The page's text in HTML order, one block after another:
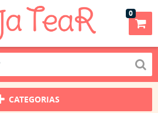
0
CATEGORIAS